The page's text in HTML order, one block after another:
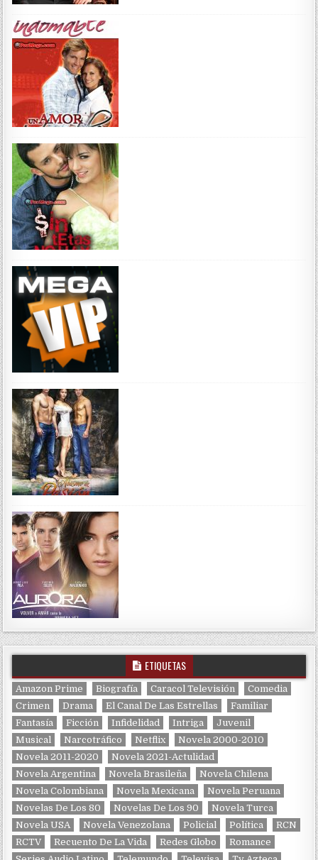
ETIQUETAS
Amazon Prime Biografía Caracol Televisión
Comedia
Crimen
Drama El Canal De Las Estrellas
Familiar
Fantasía
Ficción Infidelidad Intriga
Juvenil
Musical
Narcotráfico Netflix
Novela 2000-2010
Novela 2011-2020
Novela 2021-Actulidad
Novela Argentina
Novela Brasileña
Novela Chilena
Novela Colombiana
Novela Mexicana
Novela Peruana
Novelas De Los 80
Novelas De Los 90
Novela Turca
Novela USA
Novela Venezolana Policial Política
RCN
RCTV
Recuento De La Vida Redes Globo
Romance